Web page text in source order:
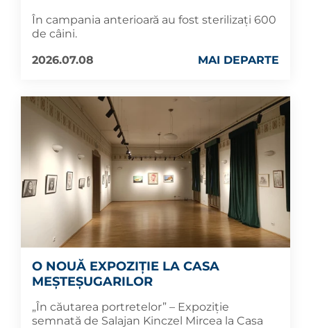
În campania anterioară au fost sterilizați 600
de câini.
2026.07.08
MAI DEPARTE
O NOUĂ EXPOZIȚIE LA CASA
MEȘTEȘUGARILOR
„În căutarea portretelor” – Expoziție
semnată de Salajan Kinczel Mircea la Casa